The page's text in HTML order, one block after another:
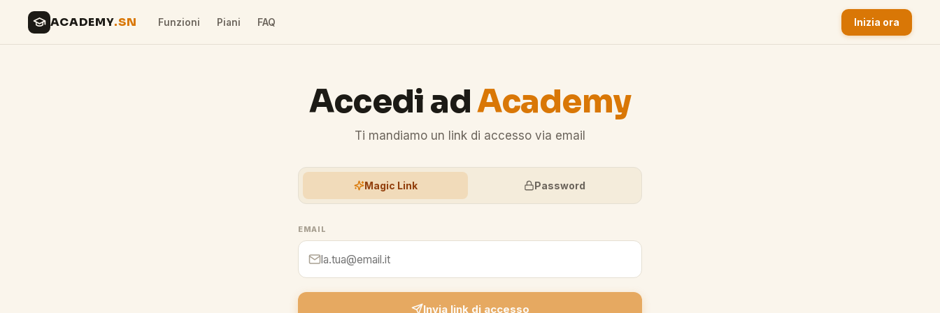
ACADEMY.SN Funzioni Piani FAQ Inizia ora
Accedi adAcademy
Ti mandiamo un link di accesso via email
Magic Link Password
EMAIL
Invia link di accesso